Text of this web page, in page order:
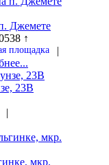
Джемете
↑
|
23В
|
мкр.